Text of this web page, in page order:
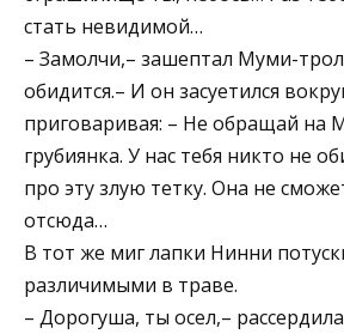
стать невидимой…
– Замолчи,– зашептал Муми-
обидится.– И он засуетился
приговаривая: – Не обращай на
грубиянка. У нас тебя никто не
про эту злую тетку. Она не
отсюда…
В тот же миг лапки Нинни
различимыми в траве.
– Дорогуша, ты осел,–